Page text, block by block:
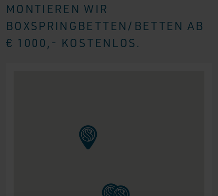
MONTIEREN WIR
BOXSPRINGBETTEN/BETTEN AB
€ 1000,- KOSTENLOS.